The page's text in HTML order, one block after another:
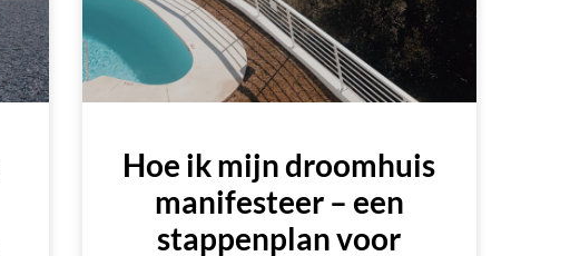
Hoe ik mijn droomhuis
manifesteer – een
stappenplan voor